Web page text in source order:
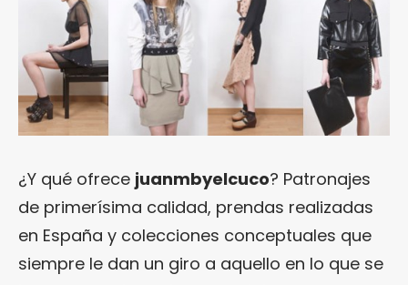
¿Y qué ofrece juanmbyelcuco? Patronajes
de primerísima calidad, prendas realizadas
en España y colecciones conceptuales que
siempre le dan un giro a aquello en lo que se